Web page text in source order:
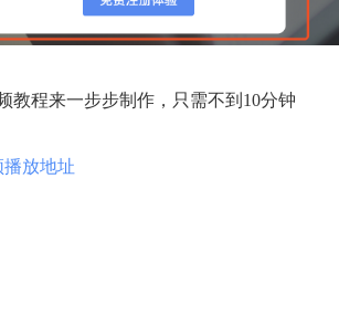
教程来一步步制作，只需不到10分钟
播放地址